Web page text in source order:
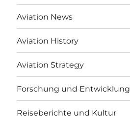
Aviation News
Aviation History
Aviation Strategy
Forschung und Entwicklung
Reiseberichte und Kultur